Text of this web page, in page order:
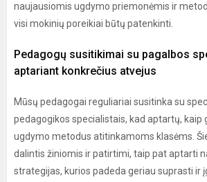
naujausiomis ugdymo priemonėmis ir
visi mokinių poreikiai būtų patenkinti.
Pedagogų susitikimai su pagalbos
aptariant konkrečius atvejus
Mūsų pedagogai reguliariai susitinka su
pedagogikos specialistais, kad aptartų, kaip
ugdymo metodus atitinkamoms klasėms.
dalintis žiniomis ir patirtimi, taip pat aptarti
strategijas, kurios padeda geriau suprasti ir